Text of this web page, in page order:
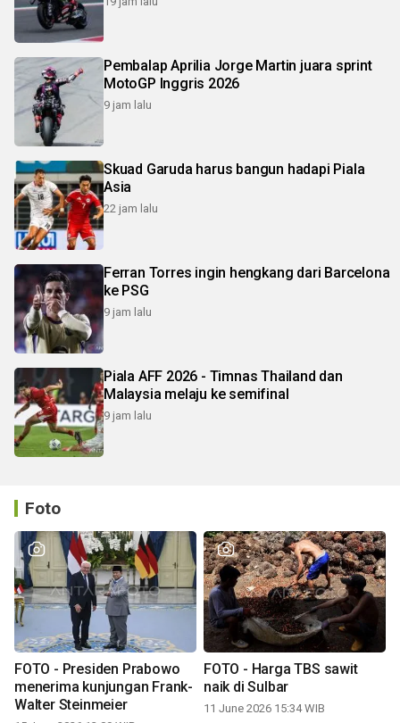
Pembalap Aprilia Jorge Martin juara sprint
MotoGP Inggris 2026
9 jam lalu
Skuad Garuda harus bangun hadapi Piala
Asia
22 jam lalu
Ferran Torres ingin hengkang dari Barcelona
ke PSG
9 jam lalu
Piala AFF 2026 - Timnas Thailand dan
Malaysia melaju ke semifinal
9 jam lalu
Foto
FOTO - Presiden Prabowo
menerima kunjungan Frank-
Walter Steinmeier
FOTO - Harga TBS sawit
naik di Sulbar
11 June 2026 15:34 WIB